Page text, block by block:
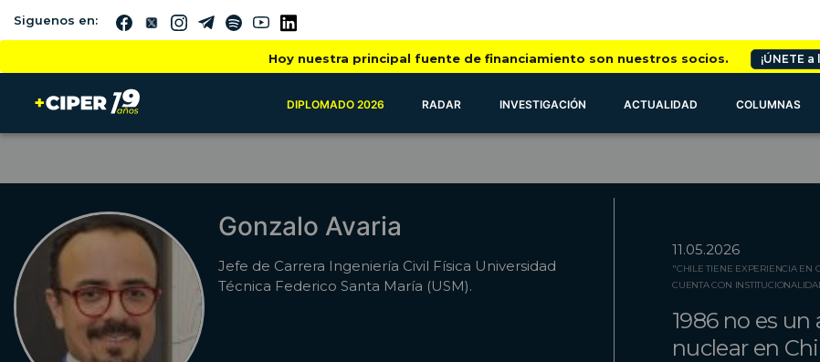
Siguenos en:
Hoy nuestra principal fuente de financiamiento son nuestros socios. ¡ÚNETE
DIPLOMADO 2026 RADAR INVESTIGACIÓN ACTUALIDAD COLUMNAS
Gonzalo Avaria
Jefe de Carrera Ingeniería Civil Física Universidad
Técnica Federico Santa María (USM).
11.05.2026
"CHILE TIENE EXPERIENCIA EN
CUENTA CON
1986 no es
nuclear en